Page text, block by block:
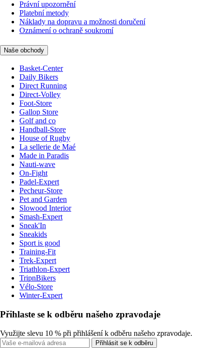
Právní upozornění
Platební metody
Náklady na dopravu a možnosti doručení
Oznámení o ochraně soukromí
Naše obchody
Basket-Center
Daily Bikers
Direct Running
Direct-Volley
Foot-Store
Gallop Store
Golf and co
Handball-Store
House of Rugby
La sellerie de Maé
Made in Paradis
Nauti-wave
On-Fight
Padel-Expert
Pecheur-Store
Pet and Garden
Slowood Interior
Smash-Expert
Sneak'In
Sneakids
Sport is good
Training-Fit
Trek-Expert
Triathlon-Expert
TripnBikers
Vélo-Store
Winter-Expert
Přihlaste se k odběru našeho zpravodaje
Využijte slevu 10 % při přihlášení k odběru našeho zpravodaje.
Přihlásit se k odběru